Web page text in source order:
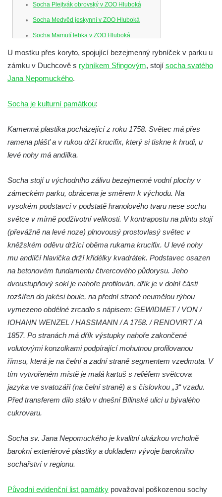
Socha Plejtvák obrovský v ZOO Hluboká
Socha Medvěd jeskynní v ZOO Hluboká
Socha Mamutí lebka v ZOO Hluboká
Socha Mamut srstnatý v ZOO Hluboká
Socha Orel v ZOO Hluboká
Socha Vydry si hrají v ZOO Hluboká
Socha Lišky v ZOO Hluboká
Socha Kudlanka v ZOO Hluboká
Socha Vlčice s mládětem v ZOO Hluboká
Socha Orlice v ZOO Hluboká
Socha Tygr v ZOO Hluboká
Socha Želva v ZOO Hluboká
Socha Kozorožec horský v ZOO Hluboká
Socha Nosorožík v ZOO Hluboká
Socha Rosomák v ZOO Hluboká
Socha Beruška v ZOO Hluboká
Flamingo trůn v ZOO Hluboká
Lavička Kůň Převalského v ZOO Hluboká
Lysá nad Labem, barokní město Šporkovo
Socha Opičákovník v ZOO Hluboká
Socha Mystik v ZOO Hluboká
Reliéf Rodina a práce na budově záložny
čp. 69/1 v Českých Budějovicích
Českých Budějovicích
U mostku přes koryto, spojující bezejmenný rybníček v parku u
zámku v Duchcově s rybníkem Sfingovým, stojí socha svatého
Jana Nepomuckého.
Socha je kulturní památkou:
Kamenná plastika pocházející z roku 1758. Světec má přes
ramena plášť a v rukou drží krucifix, který si tiskne k hrudi, u
levé nohy má andílka.
Socha stojí u východního zálivu bezejmenné vodní plochy v
zámeckém parku, obrácena je směrem k východu. Na
vysokém podstavci v podstatě hranolového tvaru nese sochu
světce v mírně podživotní velikosti. V kontrapostu na plintu stojí
(převážně na levé noze) plnovousý prostovlasý světec v
kněžském oděvu držící oběma rukama krucifix. U levé nohy
mu andílčí hlavička drží křidélky kvadrátek. Podstavec osazen
na betonovém fundamentu čtvercového půdorysu. Jeho
dvoustupňový sokl je nahoře profilován, dřík je v dolní části
rozšířen do jakési boule, na přední straně neumělou rýhou
vymezeno obdélné zrcadlo s nápisem: GEWIDMET / VON /
IOHANN WENZEL / HASSMANN / A 1758. / RENOVIRT / A
1857. Po stranách má dřík výstupky nahoře zakončené
volutovými konzolkami podpírající mohutnou profilovanou
římsu, která je na čelní a zadní straně segmentem vzedmuta. V
tím vytvořeném místě je malá kartuš s reliéfem světcova
jazyka ve svatozáři (na čelní straně) a s číslovkou „3“ vzadu.
Před transferem dílo stálo v dnešní Bílinské ulici u bývalého
cukrovaru.
Socha sv. Jana Nepomuckého je kvalitní ukázkou vrcholně
barokní exteriérové plastiky a dokladem vývoje barokního
sochařství v regionu.
Původní evidenční list památky považoval poškozenou sochy